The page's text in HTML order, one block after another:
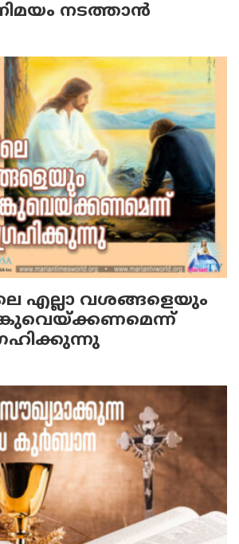
നടത്താൻ
എല്ലാ വശങ്ങളെയും